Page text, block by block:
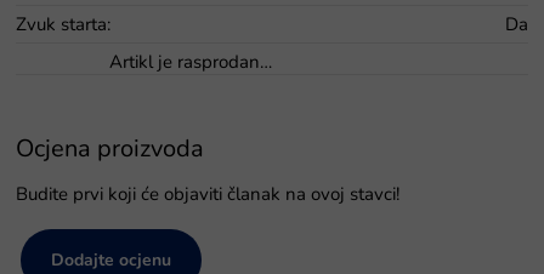
Zvuk starta:
Da
Artikl je rasprodan…
Ocjena proizvoda
Budite prvi koji će objaviti članak na ovoj stavci!
Dodajte ocjenu